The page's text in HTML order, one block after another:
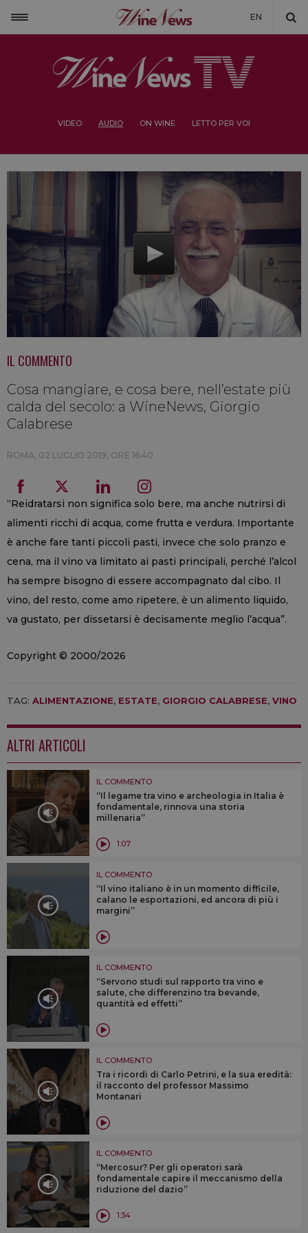
EN
VIDEO AUDIO ON WINE LETTO PER VOI
IL COMMENTO
Cosa mangiare, e cosa bere, nell’estate più
calda del secolo: a WineNews, Giorgio
Calabrese
ROMA, 02 LUGLIO 2019, ORE 16:40
“Reidratarsi non significa solo bere, ma anche nutrirsi di
alimenti ricchi di acqua, come frutta e verdura. Importante
è anche fare tanti piccoli pasti, invece che solo pranzo e
cena, ma il vino va limitato ai pasti principali, perché l’alcol
ha sempre bisogno di essere accompagnato dal cibo. Il
vino, del resto, come amo ripetere, è un alimento liquido,
va gustato, per dissetarsi è decisamente meglio l’acqua”.
Copyright © 2000/2026
TAG: ALIMENTAZIONE, ESTATE, GIORGIO CALABRESE, VINO
ALTRI ARTICOLI
IL COMMENTO
“Il legame tra vino e archeologia in Italia è
fondamentale, rinnova una storia
millenaria”
1:07
IL COMMENTO
“Il vino italiano è in un momento difficile,
calano le esportazioni, ed ancora di più i
margini”
IL COMMENTO
“Servono studi sul rapporto tra vino e
salute, che differenzino tra bevande,
quantità ed effetti”
IL COMMENTO
Tra i ricordi di Carlo Petrini, e la sua eredità:
il racconto del professor Massimo
Montanari
IL COMMENTO
“Mercosur? Per gli operatori sarà
fondamentale capire il meccanismo della
riduzione del dazio”
1:34